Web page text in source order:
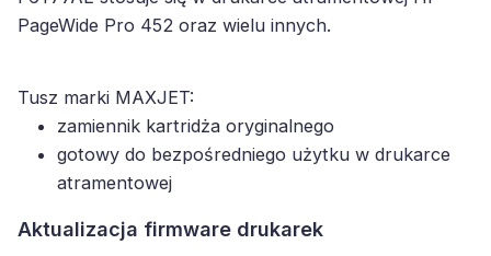
PageWide Pro 452 oraz wielu innych.
Tusz marki MAXJET:
zamiennik kartridża oryginalnego
gotowy do bezpośredniego użytku w drukarce
atramentowej
Aktualizacja firmware drukarek